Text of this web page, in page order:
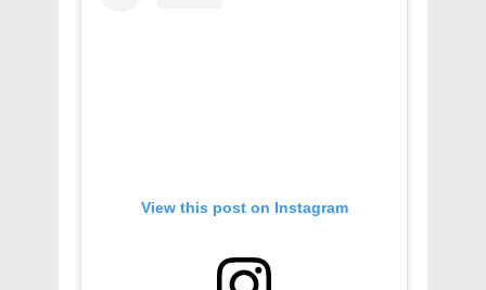
View this post on Instagram